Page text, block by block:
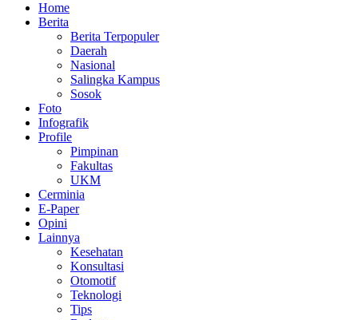
Home
Berita
Berita Terpopuler
Daerah
Nasional
Salingka Kampus
Sosok
Foto
Infografik
Profile
Pimpinan
Fakultas
UKM
Cerminia
E-Paper
Opini
Lainnya
Kesehatan
Konsultasi
Otomotif
Teknologi
Tips